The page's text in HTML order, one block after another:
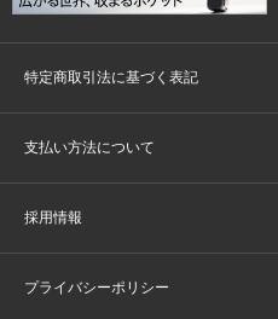
特定商取引法に基づく表記
支払い方法について
採用情報
プライバシーポリシー